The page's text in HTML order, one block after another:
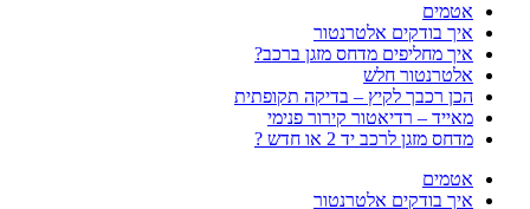
אטמים
איך בודקים אלטרנטור
איך מחליפים מדחס מזגן ברכב?
אלטרנטור חלש
הכן רכבך לקיץ – בדיקה תקופתית
מאייד – רדיאטור קירור פנימי
מדחס מזגן לרכב יד 2 או חדש ?
אטמים
איך בודקים אלטרנטור